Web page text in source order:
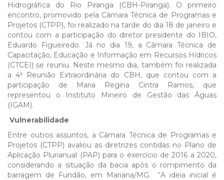
Hidrográfica do Rio Piranga (CBH-Piranga). O primeiro
encontro, promovido pela Câmara Técnica de Programas e
Projetos (CTPP), foi realizado na tarde do dia 18 de janeiro e
contou com a participação do diretor presidente do IBIO,
Eduardo Figueiredo. Já no dia 19, a Câmara Técnica de
Capacitação, Educação e Informação em Recursos Hídricos
(CTCEI) se reuniu. Neste mesmo dia, também foi realizada
a 4ª Reunião Extraordinária do CBH, que contou com a
participação de Maria Regina Cintra Ramos, que
representou o Instituto Mineiro de Gestão das Águas
(IGAM).
Vulnerabilidade
Entre outros assuntos, a Câmara Técnica de Programas e
Projetos (CTPP) avaliou as diretrizes contidas no Plano de
Aplicação Plurianual (PAP) para o exercício de 2016 a 2020,
considerando a situação da bacia após o rompimento da
barragem de Fundão, em Mariana/MG. “A ideia inicial é